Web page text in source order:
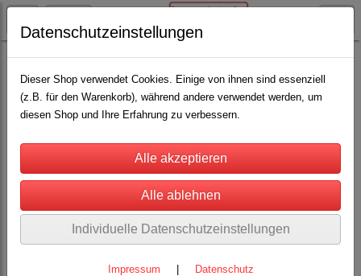
Schäfereibedarf Handschermaschinen(7)
Datenschutzeinstellungen
Dieser Shop verwendet Cookies. Einige von ihnen sind essenziell
(z.B. für den Warenkorb), während andere verwendet werden, um
diesen Shop und Ihre Erfahrung zu verbessern.
Individuelle Datenschutzeinstellungen
Impressum Datenschutz